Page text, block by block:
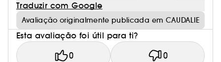
Traduzir com Google
Avaliação originalmente publicada em CAUDALIE
Esta avaliação foi útil para ti?
0 0